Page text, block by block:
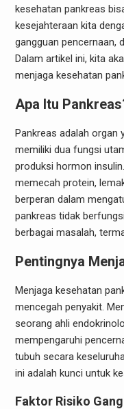
kesehatan pankreas
kesejahteraan kita
gangguan pencernaan,
Dalam artikel ini, kita
menjaga kesehatan
Apa Itu
Pankreas adalah organ
memiliki dua fungsi
produksi hormon
memecah protein,
berperan dalam
pankreas tidak
berbagai masalah,
Pentingnya
Menjaga kesehatan
mencegah penyakit.
seorang ahli
mempengaruhi
tubuh secara
ini adalah kunci untuk
Faktor Risiko